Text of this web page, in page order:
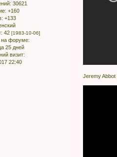
30621
+160
+133
42 [1983-10-06]
на форуме:
25 дней
визит:
22:40
Jeremy Abbot